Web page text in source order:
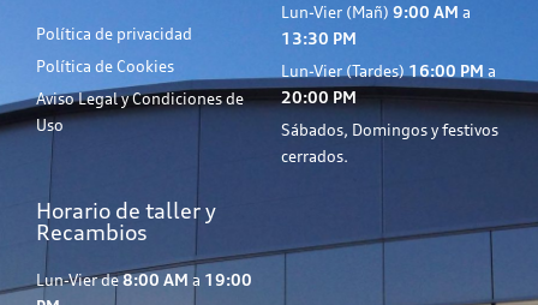
Política de privacidad
Política de Cookies
Aviso Legal y Condiciones de
Uso
Lun-Vier (Mañ) 9:00 AM a
13:30 PM
Lun-Vier (Tardes) 16:00 PM a
20:00 PM
Sábados, Domingos y festivos
cerrados.
Horario de taller y
Recambios
Lun-Vier de8:00 AM a 19:00